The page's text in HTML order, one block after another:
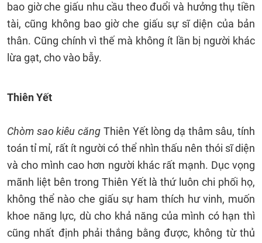
bao giờ che giấu nhu cầu theo đuổi và hưởng thụ tiền
tài, cũng không bao giờ che giấu sự sĩ diện của bản
thân. Cũng chính vì thế mà không ít lần bị người khác
lừa gạt, cho vào bẫy.
Thiên Yết
Chòm sao kiêu căng Thiên Yết lòng dạ thâm sâu, tính
toán tỉ mỉ, rất ít người có thể nhìn thấu nên thói sĩ diện
và cho mình cao hơn người khác rất mạnh. Dục vọng
mãnh liệt bên trong Thiên Yết là thứ luôn chi phối họ,
không thể nào che giấu sự ham thích hư vinh, muốn
khoe năng lực, dù cho khả năng của mình có hạn thì
cũng nhất định phải thắng bằng được, không từ thủ